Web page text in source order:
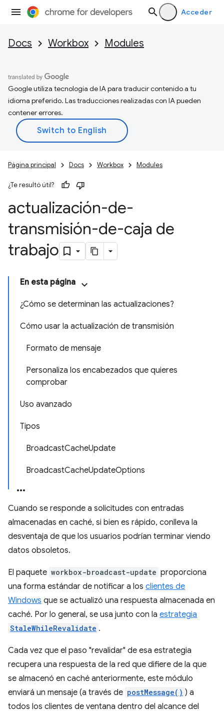
Acceder
Docs Workbox Modules
Google utiliza tecnología de IA para traducir contenido a tu
idioma preferido. Las traducciones realizadas con IA pueden
contener errores.
Página principal Docs Workbox Modules
¿Te resultó útil?
actualización-de-
transmisión-de-caja de
trabajo
En esta página
¿Cómo se determinan las actualizaciones?
Cómo usar la actualización de transmisión
Formato de mensaje
Personaliza los encabezados que quieres
comprobar
Uso avanzado
Tipos
BroadcastCacheUpdate
BroadcastCacheUpdateOptions
Cuando se responde a solicitudes con entradas
almacenadas en caché, si bien es rápido, conlleva la
desventaja de que los usuarios podrían terminar viendo
datos obsoletos.
El paquete workbox-broadcast-update proporciona
una forma estándar de notificar a los clientes de
Windows que se actualizó una respuesta almacenada en
caché. Por lo general, se usa junto con la estrategia
StaleWhileRevalidate .
Cada vez que el paso "revalidar" de esa estrategia
recupera una respuesta de la red que difiere de la que
se almacenó en caché anteriormente, este módulo
enviará un mensaje (a través de postMessage() ) a
todos los clientes de ventana dentro del alcance del